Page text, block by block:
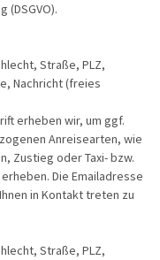
(DSGVO).
Straße, PLZ,
Nachricht (freies
erheben wir, um ggf.
Anreisearten, wie
Zustieg oder Taxi- bzw.
Die Emailadresse
in Kontakt treten zu
Straße, PLZ,